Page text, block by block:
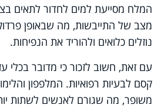
המלח מסייעת למים לחדור לתאים
מצב של התייבשות, מה שבאופן
נוזלים כלואים ולהוריד את הנפיחות.
עם זאת, חשוב לזכור כי מדובר בכלי
קסם לבעיות רפואיות. המלפפון
משופר, מה שגורם לאנשים לשתות